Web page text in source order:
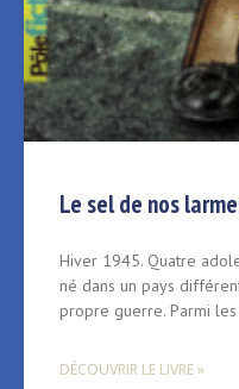
Le sel de nos
Hiver 1945. Quatre
né dans un pays
propre guerre. Parmi
DÉCOUVRIR LE LIVRE »